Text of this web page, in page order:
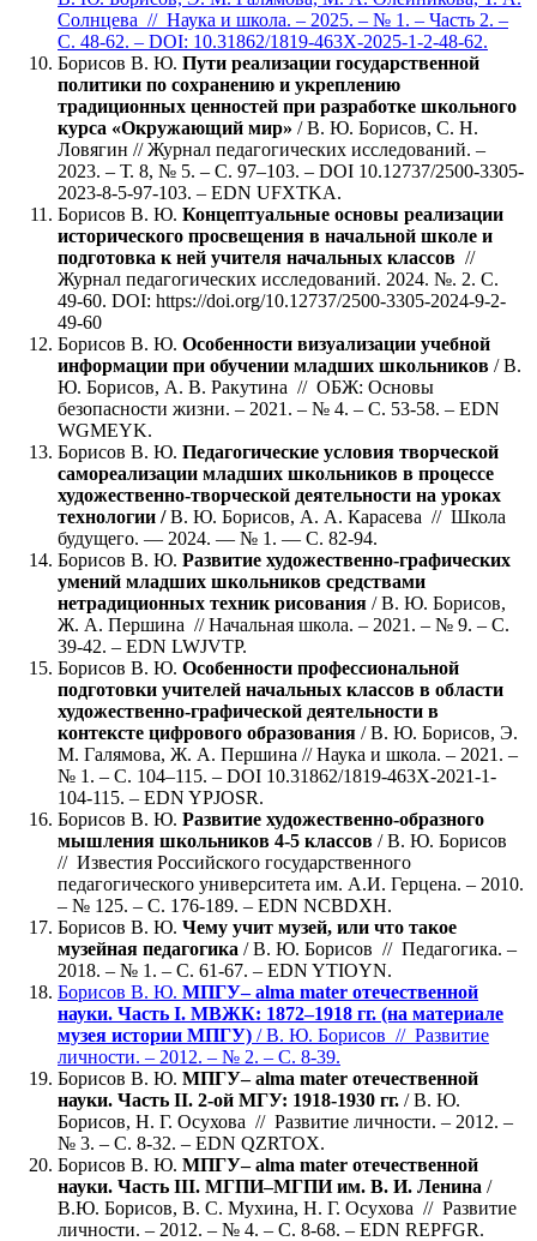
Солнцева // Наука и школа. – 2025. – № 1. – Часть 2. –
С. 48-62. – DOI: 10.31862/1819-463X-2025-1-2-48-62.
Борисов В. Ю. Пути реализации государственной
политики по сохранению и укреплению
традиционных ценностей при разработке школьного
курса «Окружающий мир» / В. Ю. Борисов, С. Н.
Ловягин // Журнал педагогических исследований. –
2023. – Т. 8, № 5. – С. 97–103. – DOI 10.12737/2500-3305-
2023-8-5-97-103. – EDN UFXTKA.
Борисов В. Ю. Концептуальные основы реализации
исторического просвещения в начальной школе и
подготовка к ней учителя начальных классов //
Журнал педагогических исследований. 2024. №. 2. С.
49-60. DOI: https://doi.org/10.12737/2500-3305-2024-9-2-
49-60
Борисов В. Ю. Особенности визуализации учебной
информации при обучении младших школьников / В.
Ю. Борисов, А. В. Ракутина // ОБЖ: Основы
безопасности жизни. – 2021. – № 4. – С. 53-58. – EDN
WGMEYK.
Борисов В. Ю. Педагогические условия творческой
самореализации младших школьников в процессе
художественно-творческой деятельности на уроках
технологии /В. Ю. Борисов, А. А. Карасева // Школа
будущего. — 2024. — № 1. — С. 82-94.
Борисов В. Ю. Развитие художественно-графических
умений младших школьников средствами
нетрадиционных техник рисования / В. Ю. Борисов,
Ж. А. Першина // Начальная школа. – 2021. – № 9. – С.
39-42. – EDN LWJVTP.
Борисов В. Ю. Особенности профессиональной
подготовки учителей начальных классов в области
художественно-графической деятельности в
контексте цифрового образования / В. Ю. Борисов, Э.
М. Галямова, Ж. А. Першина // Наука и школа. – 2021. –
№ 1. – С. 104–115. – DOI 10.31862/1819-463X-2021-1-
104-115. – EDN YPJOSR.
Борисов В. Ю. Развитие художественно-образного
мышления школьников 4-5 классов / В. Ю. Борисов
// Известия Российского государственного
педагогического университета им. А.И. Герцена. – 2010.
– № 125. – С. 176-189. – EDN NCBDXH.
Борисов В. Ю. Чему учит музей, или что такое
музейная педагогика / В. Ю. Борисов // Педагогика. –
2018. – № 1. – С. 61-67. – EDN YTIOYN.
Борисов В. Ю. МПГУ– alma mater отечественной
науки. Часть I. МВЖК: 1872–1918 гг. (на материале
музея истории МПГУ) / В. Ю. Борисов // Развитие
личности. – 2012. – № 2. – С. 8-39.
Борисов В. Ю. МПГУ– alma mater отечественной
науки. Часть II. 2-ой МГУ: 1918-1930 гг. / В. Ю.
Борисов, Н. Г. Осухова // Развитие личности. – 2012. –
№ 3. – С. 8-32. – EDN QZRTOX.
Борисов В. Ю. МПГУ– alma mater отечественной
науки. Часть III. МГПИ–МГПИ им. В. И. Ленина /
В.Ю. Борисов, В. С. Мухина, Н. Г. Осухова // Развитие
личности. – 2012. – № 4. – С. 8-68. – EDN REPFGR.